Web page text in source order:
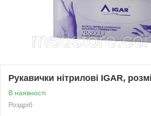
Рукавички нітрилові IGAR,
В наявності
Роздріб